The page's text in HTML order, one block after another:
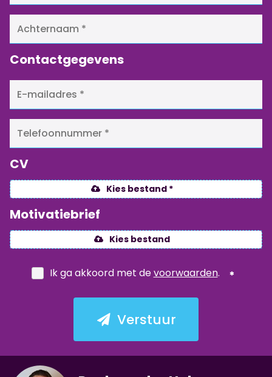
Contactgegevens
CV
Kies bestand *
Motivatiebrief
Kies bestand
Ik ga akkoord met devoorwaarden.
Verstuur